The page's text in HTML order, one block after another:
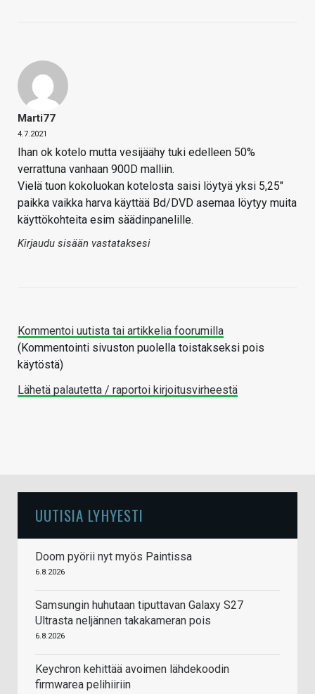
Marti77
4.7.2021
Ihan ok kotelo mutta vesijäähy tuki edelleen 50%
verrattuna vanhaan 900D malliin.
Vielä tuon kokoluokan kotelosta saisi löytyä yksi 5,25″
paikka vaikka harva käyttää Bd/DVD asemaa löytyy muita
käyttökohteita esim säädinpanelille.
Kirjaudu sisään vastataksesi
Kommentoi uutista tai artikkelia foorumilla
(Kommentointi sivuston puolella toistakseksi pois
käytöstä)
Lähetä palautetta / raportoi kirjoitusvirheestä
UUTISIA LYHYESTI
Doom pyörii nyt myös Paintissa
6.8.2026
Samsungin huhutaan tiputtavan Galaxy S27
Ultrasta neljännen takakameran pois
6.8.2026
Keychron kehittää avoimen lähdekoodin
firmwarea pelihiiriin